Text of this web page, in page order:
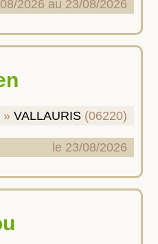
2026 au 23/08/2026
VALLAURIS (06220)
le 23/08/2026